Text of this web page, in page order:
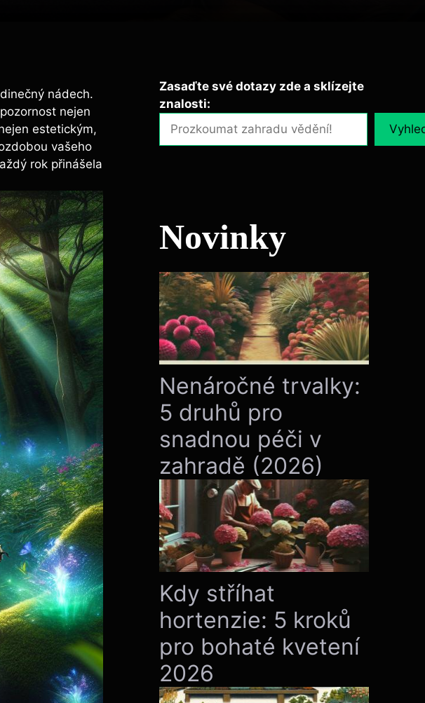
nádech.
nejen
estetickým,
vašeho
rok přinášela
Zasaďte své dotazy zde a sklízejte
znalosti:
Novinky
Nenáročné trvalky:
5 druhů pro
snadnou péči v
zahradě (2026)
Kdy stříhat
hortenzie: 5 kroků
pro bohaté kvetení
2026